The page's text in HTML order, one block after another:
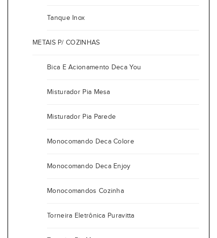
Tanque Inox
METAIS P/ COZINHAS
Bica E Acionamento Deca You
Misturador Pia Mesa
Misturador Pia Parede
Monocomando Deca Colore
Monocomando Deca Enjoy
Monocomandos Cozinha
Torneira Eletrônica Puravitta